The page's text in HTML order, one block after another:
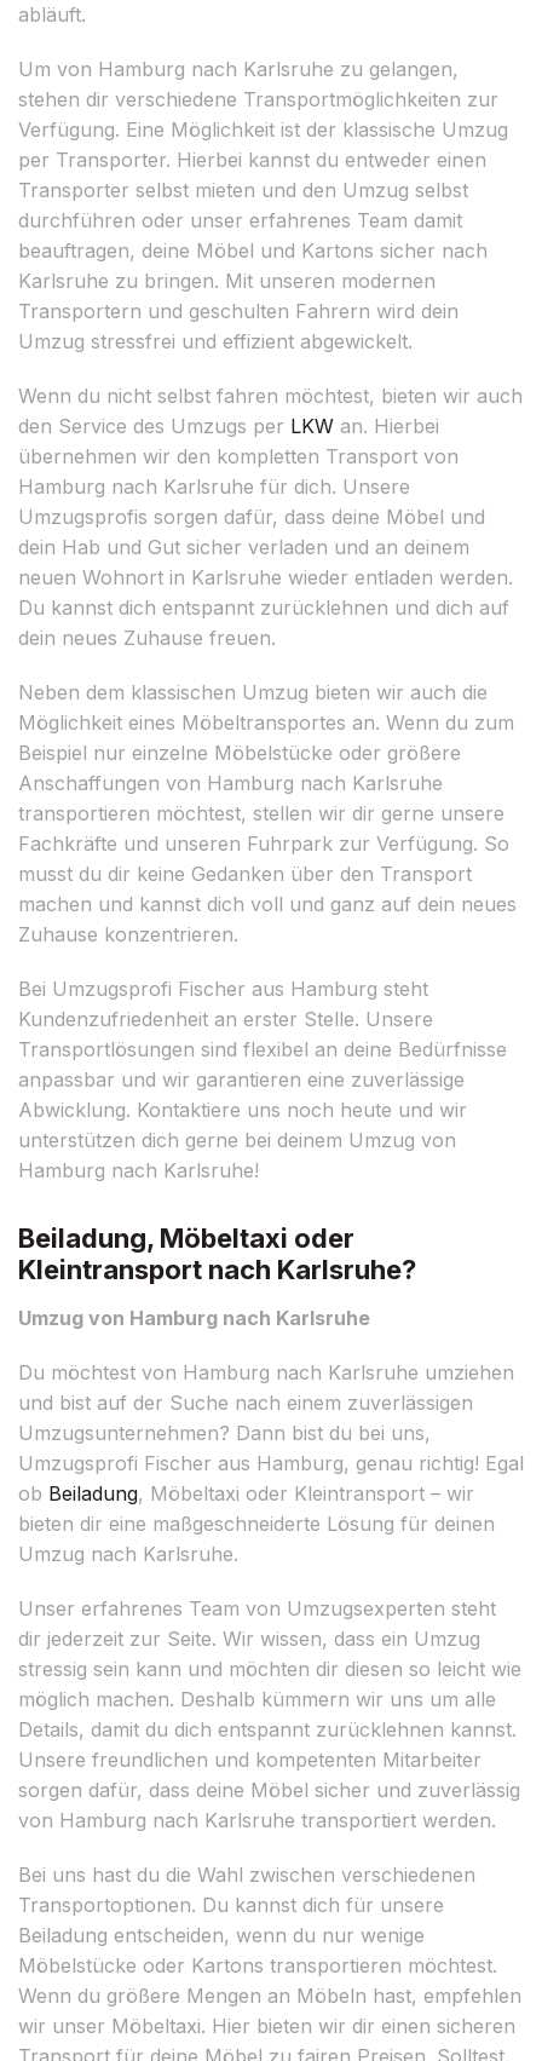
abläuft.
Um von Hamburg nach Karlsruhe zu gelangen,
stehen dir verschiedene Transportmöglichkeiten zur
Verfügung. Eine Möglichkeit ist der klassische Umzug
per Transporter. Hierbei kannst du entweder einen
Transporter selbst mieten und den Umzug selbst
durchführen oder unser erfahrenes Team damit
beauftragen, deine Möbel und Kartons sicher nach
Karlsruhe zu bringen. Mit unseren modernen
Transportern und geschulten Fahrern wird dein
Umzug stressfrei und effizient abgewickelt.
Wenn du nicht selbst fahren möchtest, bieten wir auch
den Service des Umzugs per LKW an. Hierbei
übernehmen wir den kompletten Transport von
Hamburg nach Karlsruhe für dich. Unsere
Umzugsprofis sorgen dafür, dass deine Möbel und
dein Hab und Gut sicher verladen und an deinem
neuen Wohnort in Karlsruhe wieder entladen werden.
Du kannst dich entspannt zurücklehnen und dich auf
dein neues Zuhause freuen.
Neben dem klassischen Umzug bieten wir auch die
Möglichkeit eines Möbeltransportes an. Wenn du zum
Beispiel nur einzelne Möbelstücke oder größere
Anschaffungen von Hamburg nach Karlsruhe
transportieren möchtest, stellen wir dir gerne unsere
Fachkräfte und unseren Fuhrpark zur Verfügung. So
musst du dir keine Gedanken über den Transport
machen und kannst dich voll und ganz auf dein neues
Zuhause konzentrieren.
Bei Umzugsprofi Fischer aus Hamburg steht
Kundenzufriedenheit an erster Stelle. Unsere
Transportlösungen sind flexibel an deine Bedürfnisse
anpassbar und wir garantieren eine zuverlässige
Abwicklung. Kontaktiere uns noch heute und wir
unterstützen dich gerne bei deinem Umzug von
Hamburg nach Karlsruhe!
Beiladung, Möbeltaxi oder
Kleintransport nach Karlsruhe?
Umzug von Hamburg nach Karlsruhe
Du möchtest von Hamburg nach Karlsruhe umziehen
und bist auf der Suche nach einem zuverlässigen
Umzugsunternehmen? Dann bist du bei uns,
Umzugsprofi Fischer aus Hamburg, genau richtig! Egal
ob Beiladung, Möbeltaxi oder Kleintransport – wir
bieten dir eine maßgeschneiderte Lösung für deinen
Umzug nach Karlsruhe.
Unser erfahrenes Team von Umzugsexperten steht
dir jederzeit zur Seite. Wir wissen, dass ein Umzug
stressig sein kann und möchten dir diesen so leicht wie
möglich machen. Deshalb kümmern wir uns um alle
Details, damit du dich entspannt zurücklehnen kannst.
Unsere freundlichen und kompetenten Mitarbeiter
sorgen dafür, dass deine Möbel sicher und zuverlässig
von Hamburg nach Karlsruhe transportiert werden.
Bei uns hast du die Wahl zwischen verschiedenen
Transportoptionen. Du kannst dich für unsere
Beiladung entscheiden, wenn du nur wenige
Möbelstücke oder Kartons transportieren möchtest.
Wenn du größere Mengen an Möbeln hast, empfehlen
wir unser Möbeltaxi. Hier bieten wir dir einen sicheren
Transport für deine Möbel zu fairen Preisen. Solltest